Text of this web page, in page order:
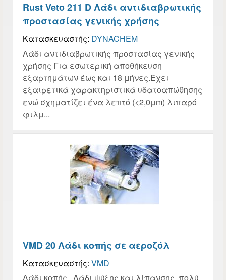
Rust Veto 211 D Λάδι αντιδιαβρωτικής
προστασίας γενικής χρήσης
Κατασκευαστής: DYNACHEM
Λάδι αντιδιαβρωτικής προστασίας γενικής
χρήσης Για εσωτερική αποθήκευση
εξαρτημάτων έως και 18 μήνες.Έχει
εξαιρετικά χαρακτηριστικά υδατοαπώθησης
ενώ σχηματίζει ένα λεπτό (<2,0μm) λιπαρό
φιλμ...
VMD 20 Λάδι κοπής σε αεροζόλ
Κατασκευαστής: VMD